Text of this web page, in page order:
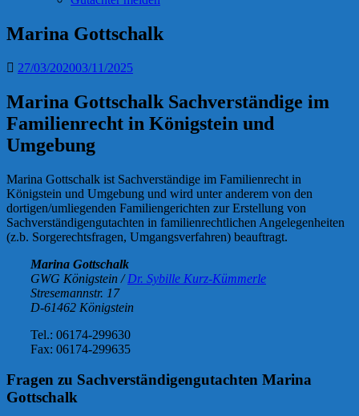
Marina Gottschalk
27/03/202003/11/2025
Marina Gottschalk Sachverständige im
Familienrecht in Königstein und
Umgebung
Marina Gottschalk ist Sachverständige im Familienrecht in
Königstein und Umgebung und wird unter anderem von den
dortigen/umliegenden Familiengerichten zur Erstellung von
Sachverständigengutachten in familienrechtlichen Angelegenheiten
(z.b. Sorgerechtsfragen, Umgangsverfahren) beauftragt.
Marina Gottschalk
GWG Königstein /Dr. Sybille Kurz-Kümmerle
Stresemannstr. 17
D-61462 Königstein
Tel.: 06174-299630
Fax: 06174-299635
Fragen zu Sachverständigengutachten Marina
Gottschalk